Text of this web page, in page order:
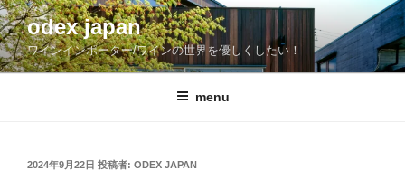
コ
ン
テ
ン
odex japan
ワインインポーター/ワインの世界を優しくしたい！
menu
投
2024年9月22日 投稿者: ODEX JAPAN